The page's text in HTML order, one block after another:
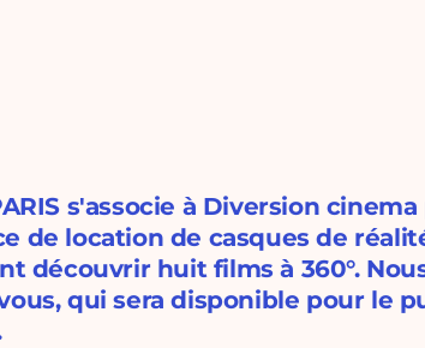
s'associe à Diversion
de location de casques de
découvrir huit films à 360°.
qui sera disponible pour le